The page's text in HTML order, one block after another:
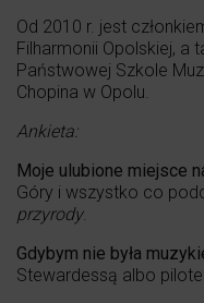
Od 2010 r. jest
Filharmonii Opolskiej, a
Państwowej Szkole
Chopina w Opolu.
Ankieta:
Moje ulubione miejsce
Góry i wszystko co
przyrody.
Gdybym nie była
Stewardessą albo